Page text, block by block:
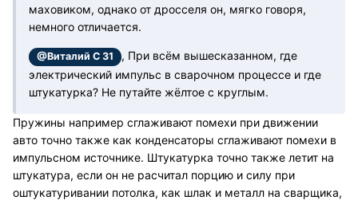
маховиком, однако от дросселя он, мягко говоря,
немного отличается.
@Виталий С 31
, При всём вышесказанном, где
электрический импульс в сварочном процессе и где
штукатурка? Не путайте жёлтое с круглым.
Пружины например сглаживают помехи при движении
авто точно также как конденсаторы сглаживают помехи в
импульсном источнике. Штукатурка точно также летит на
штукатура, если он не расчитал порцию и силу при
оштукатуривании потолка, как шлак и металл на сварщика,